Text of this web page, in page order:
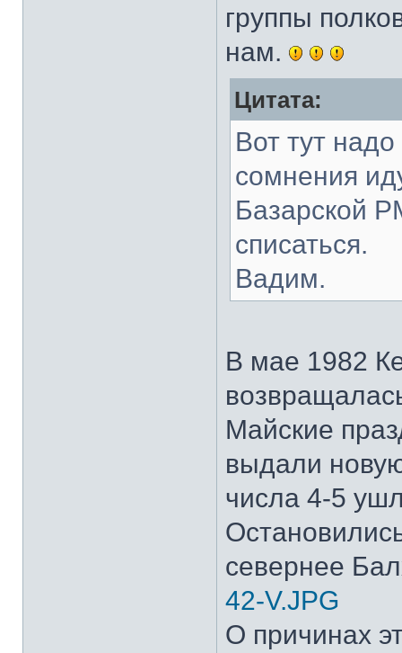
группы
нам.
Цитата:
Вот тут
сомнения
Базарской
списаться.
Вадим.
В мае 1982
Майские
выдали
числа 4-5
севернее
42-V.JPG
О причинах